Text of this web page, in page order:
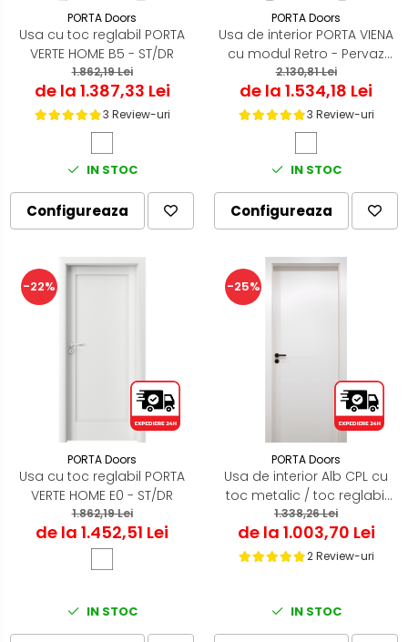
PORTA Doors
Usa cu toc reglabil PORTA
VERTE HOME B5 - ST/DR
1.862,19 Lei
de la 1.387,33 Lei
3 Review-uri
IN STOC
Configureaza
PORTA Doors
Usa de interior PORTA VIENA
cu modul Retro - Pervaz
de tip capitel si Cornisa
2.130,81 Lei
de la 1.534,18 Lei
3 Review-uri
IN STOC
Configureaza
-22%
PORTA Doors
Usa cu toc reglabil PORTA
VERTE HOME E0 - ST/DR
1.862,19 Lei
de la 1.452,51 Lei
IN STOC
-25%
PORTA Doors
Usa de interior Alb CPL cu
toc metalic / toc reglabil
Folie Decor
1.338,26 Lei
de la 1.003,70 Lei
2 Review-uri
IN STOC